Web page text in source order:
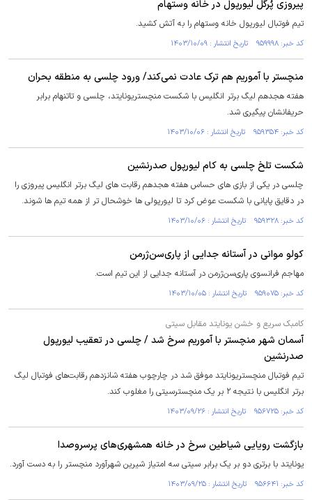
پیروزی پُرگل لیورپول در خانه وستهام
تیم فوتبال لیورپول خانه وستهام را به آتش کشید.
کد خبر: ۹۵۹۹۹۸ تاریخ انتشار : ۱۴۰۳/۱۰/۰۹
منچستر با آموریم هم ترک عادت نمی‌کند/ ورود چلسی به منطقه بحران
هفته هجدهم لیگ برتر انگلیس با شکست منچستریونایتد، چلسی و تاتنهام برابر
حریفانشان پیگیری شد.
کد خبر: ۹۵۹۳۵۴ تاریخ انتشار : ۱۴۰۳/۱۰/۰۶
شکست تلخ چلسی به کام لیورپول صدرنشین
چلسی در یکی از بازی های حساس هفته هجدهم رقابت های لیگ برتر انگلیس پیروزی را
در دقایق پایانی با شکست عوض کرد تا لیورپولی ها خوشحال تر از همه تیم ها شوند.
کد خبر: ۹۵۹۳۲۸ تاریخ انتشار : ۱۴۰۳/۱۰/۰۶
کولو موانی در آستانه جدایی از پاری‌سن‌ژرمن
مهاجم فرانسوی پاری‌سن‌ژرمن در آستانه جدایی از این تیم است.
کد خبر: ۹۵۹۰۷۵ تاریخ انتشار : ۱۴۰۳/۱۰/۰۵
کامبک سریع و خشن یونایتد مقابل سیتی
آسمان شهر منچستر با آموریم سرخ شد / چلسی در تعقیب لیورپول
صدرنشین
تیم فوتبال منچستریونایتد موفق شد در چارچوب هفته شانزدهم رقابت‌های فوتبال لیگ
برتر انگلیس با نتیجه ۲ بر یک منچسترسیتی را مغلوب کند.
کد خبر: ۹۵۶۷۲۵ تاریخ انتشار : ۱۴۰۳/۰۹/۲۶
بازگشت رویایی شیاطین سرخ در خانه همشهری‌های پرسروصدا
یونایتد با برتری دو بر یک برابر سیتی سه امتیاز شیرین شهرآورد منچستر را به دست آورد.
کد خبر: ۹۵۶۶۴۱ تاریخ انتشار : ۱۴۰۳/۰۹/۲۵